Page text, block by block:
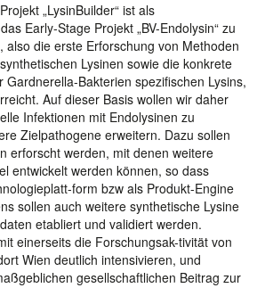
„LysinBuilder“ ist als
Early-Stage Projekt „BV-Endolysin“ zu
also die erste Erforschung von Methoden
Lysinen sowie die konkrete
Gardnerella-Bakterien spezifischen Lysins,
Auf dieser Basis wollen wir daher
Infektionen mit Endolysinen zu
Zielpathogene erweitern. Dazu sollen
erforscht werden, mit denen weitere
entwickelt werden können, so dass
form bzw als Produkt-Engine
sollen auch weitere synthetische Lysine
etabliert und validiert werden.
einerseits die Forschungsak-tivität von
Wien deutlich intensivieren, und
gesellschaftlichen Beitrag zur